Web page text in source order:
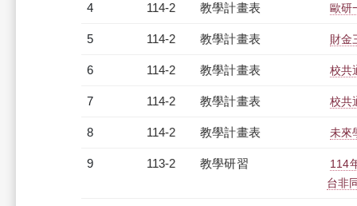
4 114-2 教學計畫表 歐研
5 114-2 教學計畫表 財金
6 114-2 教學計畫表 校共
7 114-2 教學計畫表 校共
8 114-2 教學計畫表 未來
9 113-2 教學研習
114
台非